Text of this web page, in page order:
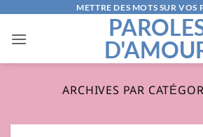
contenu
METTRE DES MOTS SUR VOS
ARCHIVES PAR